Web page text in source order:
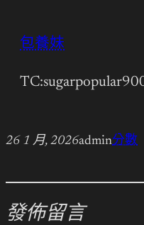
包養妹
26 1 月, 2026admin分數
發佈留言